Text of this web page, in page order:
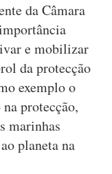
da Câmara
e mobilizar
da protecção
exemplo o
protecção,
marinhas
planeta na